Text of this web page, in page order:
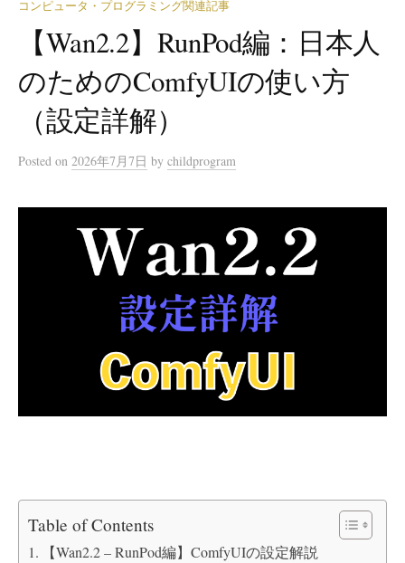
コンピュータ・プログラミング関連記事
【Wan2.2】RunPod編：日本人
のためのComfyUIの使い方
（設定詳解）
Posted on 2026年7月7日 by childprogram
Table of Contents
【Wan2.2 – RunPod編】ComfyUIの設定解説